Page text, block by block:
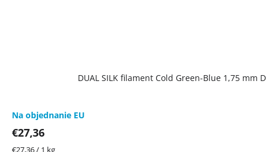
DUAL SILK filament Cold Green-Blue 1,75 mm
Na objednanie EU
€27,36
Jednotková
€27,36 / 1 kg